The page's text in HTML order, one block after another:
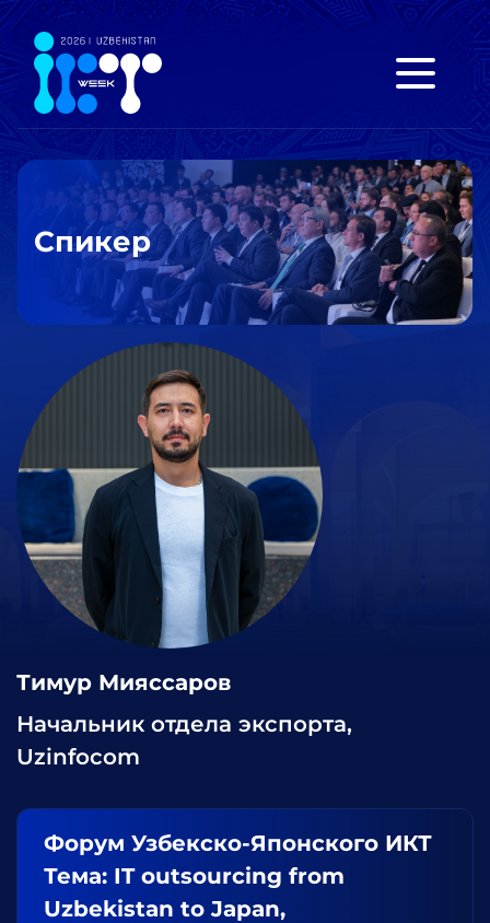
Спикер
Тимур Мияссаров
Начальник отдела экспорта,
Uzinfocom
Форум Узбекско-Японского ИКТ
Тема: IT outsourcing from
Uzbekistan to Japan,